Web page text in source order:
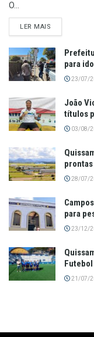
O...
LER MAIS
para
23/07/
João
títulos
03/08/
28/07/
para
23/12/
21/07/